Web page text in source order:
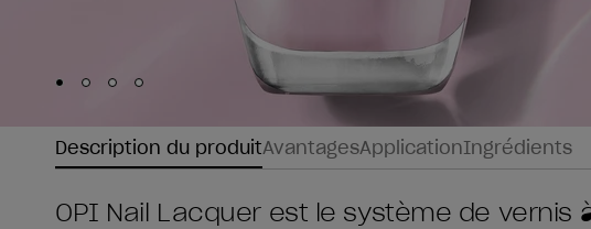
Skip to slide
Skip to slide
Skip to slide
Skip to slide 4
Description du produitAvantagesApplicationIngrédients
OPI Nail Lacquer est le système de vernis